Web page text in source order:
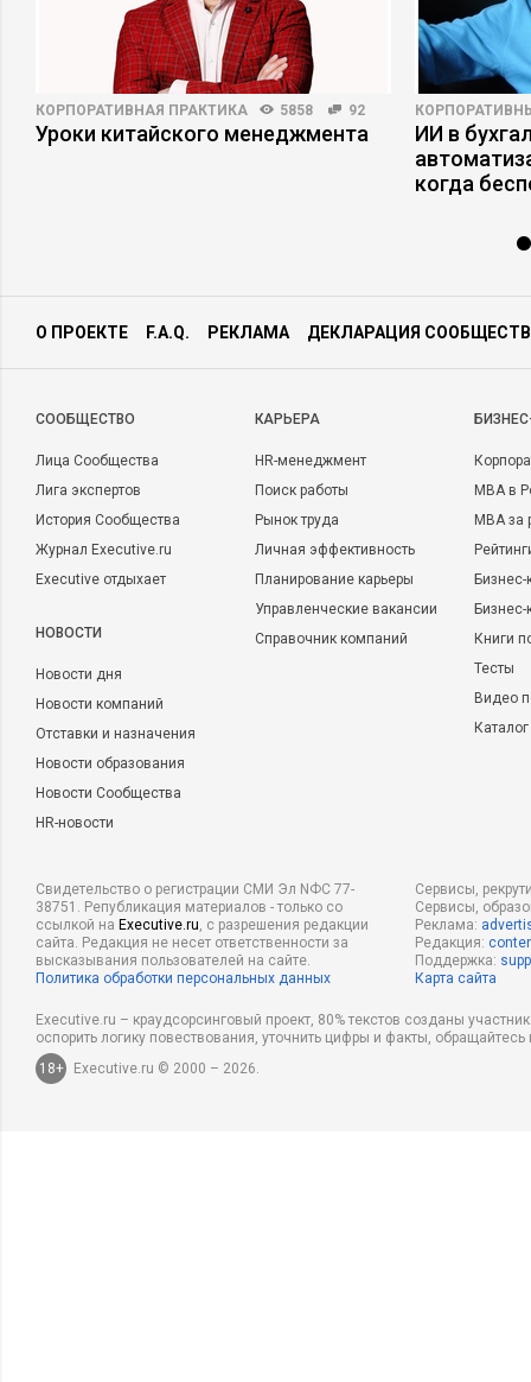
КОРПОРАТИВНАЯ ПРАКТИКА 5858 92
Уроки китайского менеджмента
ИИ в
когда
О ПРОЕКТЕ F.A.Q. РЕКЛАМА ДЕКЛАРАЦИЯ
CООБЩЕСТВО
Лица Сообщества
Лига экспертов
История Сообщества
Журнал Executive.ru
Executive отдыхает
НОВОСТИ
Новости дня
Новости компаний
Отставки и назначения
Новости образования
Новости Сообщества
HR-новости
КАРЬЕРА
HR-менеджмент
Поиск работы
Рынок труда
Личная эффективность
Планирование карьеры
Управленческие вакансии
Справочник компаний
MBA в
MBA за
Бизнес-
Книги
Тесты
Видео
Свидетельство о регистрации СМИ Эл NФС 77-
38751. Републикация материалов - только со
ссылкой на Executive.ru , с разрешения редакции
сайта. Редакция не несет ответственности за
высказывания пользователей на сайте.
Политика обработки персональных данных
Сервисы,
Сервисы,
Реклама:
Редакция:
Поддержка:
Карта сайта
Executive.ru – краудсорсинговый проект, 80% текстов созданы
оспорить логику повествования, уточнить цифры и факты,
18+
Executive.ru © 2000 – 2026.